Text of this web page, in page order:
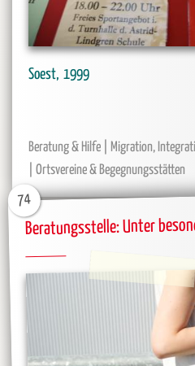
Soest 1999
Beratung & Hilfe Migration,
Ortsvereine & Begegnungsstätten
Beratungsstelle: Unter
74